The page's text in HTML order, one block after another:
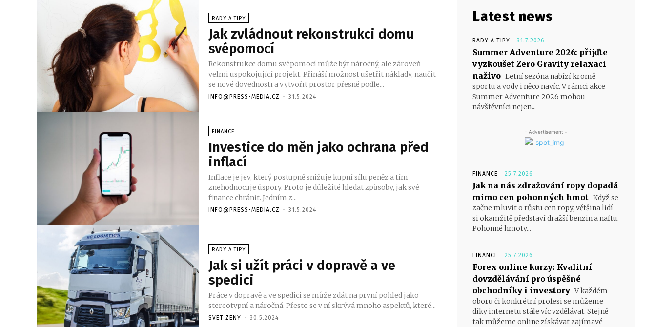
RADY A TIPY
Jak zvládnout rekonstrukci domu
svépomocí
Rekonstrukce domu svépomocí může být náročný, ale zároveň
velmi uspokojující projekt. Přináší možnost ušetřit náklady, naučit
se nové dovednosti a vytvořit prostor přesně podle...
INFO@PRESS-MEDIA.CZ - 31.5.2024
FINANCE
Investice do měn jako ochrana před
inflací
Inflace je jev, který postupně snižuje kupní sílu peněz a tím
znehodnocuje úspory. Proto je důležité hledat způsoby, jak své
finance chránit. Jedním z...
INFO@PRESS-MEDIA.CZ - 31.5.2024
RADY A TIPY
Jak si užít práci v dopravě a ve
spedici
Práce v dopravě a ve spedici se může zdát na první pohled jako
stereotypní a náročná. Přesto se v ní skrývá mnoho aspektů, které...
SVET ZENY - 30.5.2024
Latest news
RADY A TIPY 31.7.2026
Summer Adventure 2026: přijďte
vyzkoušet Zero Gravity relaxaci
naživo Letní sezóna nabízí kromě
sportu a vody i něco navíc. V rámci akce
Summer Adventure 2026 mohou
návštěvníci nejen...
- Advertisement -
FINANCE 25.7.2026
Jak na nás zdražování ropy dopadá
mimo cen pohonných hmot Když se
začne mluvit o růstu cen ropy, většina lidí
si okamžitě představí dražší benzin a naftu.
Pohonné hmoty...
FINANCE 25.7.2026
Forex online kurzy: Kvalitní
dovzdělávání pro úspěšné
obchodníky i investory V každém
oboru či konkrétní profesi se můžeme
díky internetu stále víc vzdělávat. Stejně
tak můžeme online získávat zajímavé